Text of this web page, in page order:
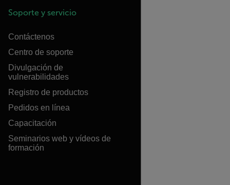
Soporte y servicio
Contáctenos
Centro de soporte
Divulgación de
vulnerabilidades
Registro de productos
Pedidos en línea
Capacitación
Seminarios web y vídeos de
formación